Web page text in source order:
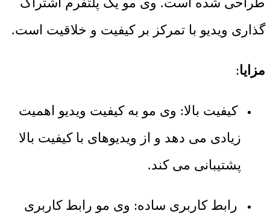
گذاری ویدیو با تمرکز بر کیفیت و خلاقیت است.
مزایا:
کیفیت بالا: وی مو به کیفیت ویدیو اهمیت
زیادی می دهد و از ویدیوهای با کیفیت بالا
پشتیبانی می کند.
رابط کاربری ساده: وی مو رابط کاربری